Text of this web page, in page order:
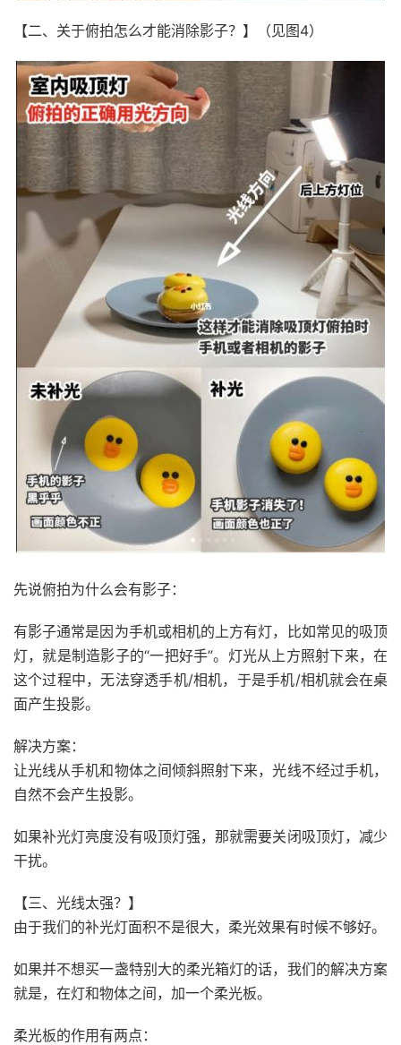
【二、关于俯拍怎么才能消除影子？】（见图4）
先说俯拍为什么会有影子：
有影子通常是因为手机或相机的上方有灯，比如常见的吸顶
灯，就是制造影子的“一把好手”。灯光从上方照射下来，在
这个过程中，无法穿透手机/相机，于是手机/相机就会在桌
面产生投影。
解决方案：
让光线从手机和物体之间倾斜照射下来，光线不经过手机，
自然不会产生投影。
如果补光灯亮度没有吸顶灯强，那就需要关闭吸顶灯，减少
干扰。
【三、光线太强？】
由于我们的补光灯面积不是很大，柔光效果有时候不够好。
如果并不想买一盏特别大的柔光箱灯的话，我们的解决方案
就是，在灯和物体之间，加一个柔光板。
柔光板的作用有两点：